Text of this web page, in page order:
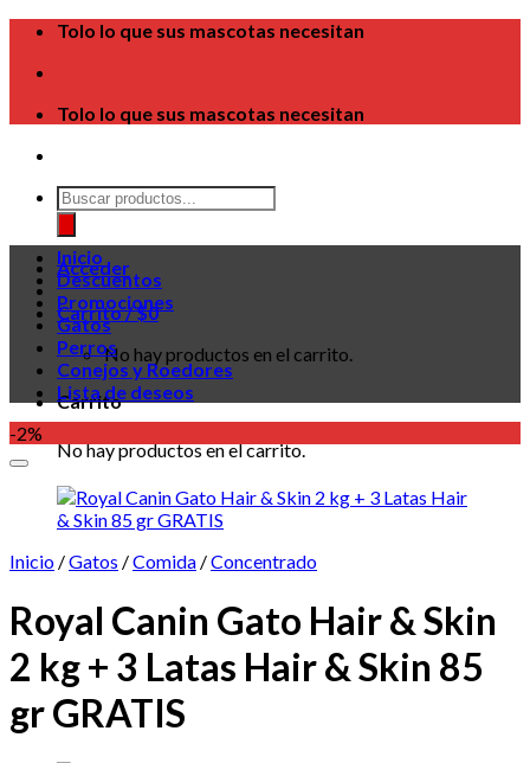
Skip
content
Tolo lo que sus mascotas necesitan
Tolo lo que sus mascotas necesitan
Búsqueda
de
productos
Acceder
Carrito /$0
No hay productos en el carrito.
Carrito
No hay productos en el carrito.
Inicio
Descuentos
Promociones
Gatos
Perros
Conejos y Roedores
Lista de deseos
-2%
Inicio /Gatos /Comida /Concentrado
Royal Canin Gato Hair & Skin
2 kg + 3 Latas Hair & Skin 85
gr GRATIS